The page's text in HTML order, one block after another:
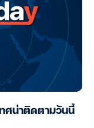
ทศน่าติดตามวันนี้